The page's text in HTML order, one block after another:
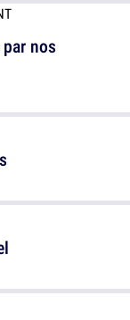
nos